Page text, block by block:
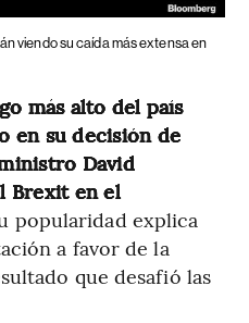
viendo su caída más extensa en
más alto del país
en su decisión de
David
Brexit en el
popularidad explica
a favor de la
que desafió las